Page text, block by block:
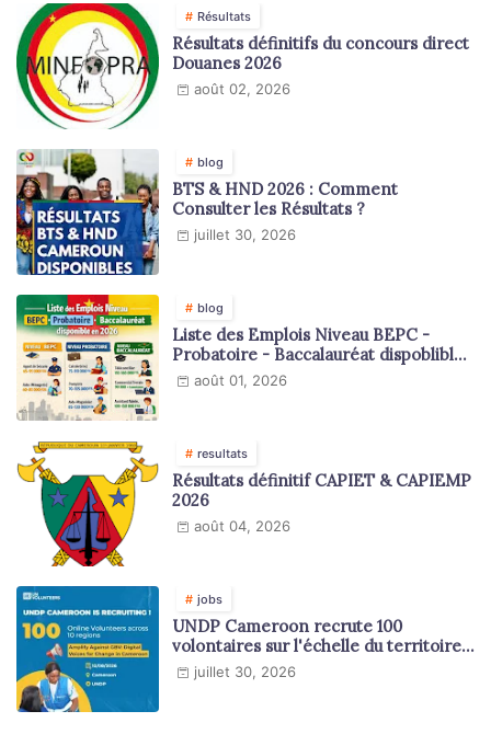
Résultats
Résultats définitifs du concours direct
Douanes 2026
août 02, 2026
blog
BTS & HND 2026 : Comment
Consulter les Résultats ?
juillet 30, 2026
blog
Liste des Emplois Niveau BEPC -
Probatoire - Baccalauréat dispoblible
en 2026
août 01, 2026
resultats
Résultats définitif CAPIET & CAPIEMP
2026
août 04, 2026
jobs
UNDP Cameroon recrute 100
volontaires sur l'échelle du territoire
national
juillet 30, 2026